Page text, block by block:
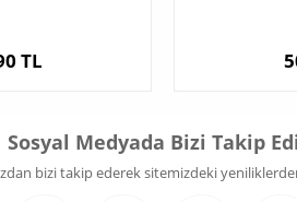
TL
Sosyal Medyada Bizi Takip
bizi takip ederek sitemizdeki